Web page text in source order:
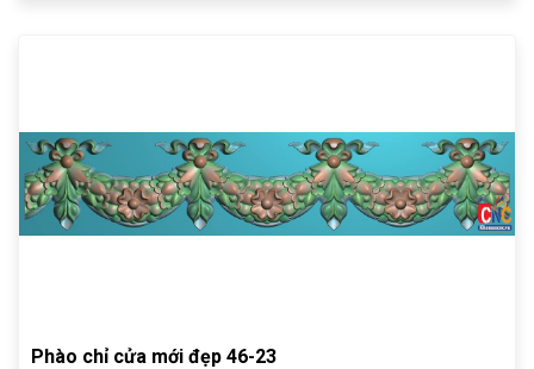
Phào chỉ cửa mới đẹp 46-23